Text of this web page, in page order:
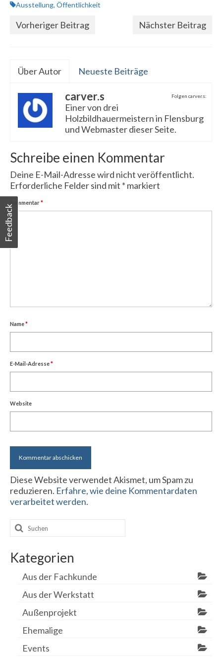
Ausstellung, Öffentlichkeit
Vorheriger Beitrag Nächster Beitrag
Über Autor Neueste Beiträge
Folgen carver.s:
carver.s
Einer von drei
Holzbildhauermeistern in Flensburg
und Webmaster dieser Seite.
Schreibe einen Kommentar
Deine E-Mail-Adresse wird nicht veröffentlicht.
Erforderliche Felder sind mit * markiert
Kommentar*
Name*
E-Mail-Adresse*
Website
Diese Website verwendet Akismet, um Spam zu
reduzieren. Erfahre, wie deine Kommentardaten
verarbeitet werden.
Suchen
nach:
Kategorien
Aus der Fachkunde
Aus der Werkstatt
Außenprojekt
Ehemalige
Events
Feedback